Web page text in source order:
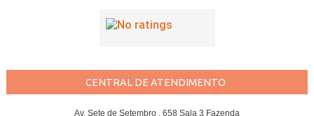
CENTRAL DE ATENDIMENTO
Av. Sete de Setembro , 658 Sala 3 Fazenda